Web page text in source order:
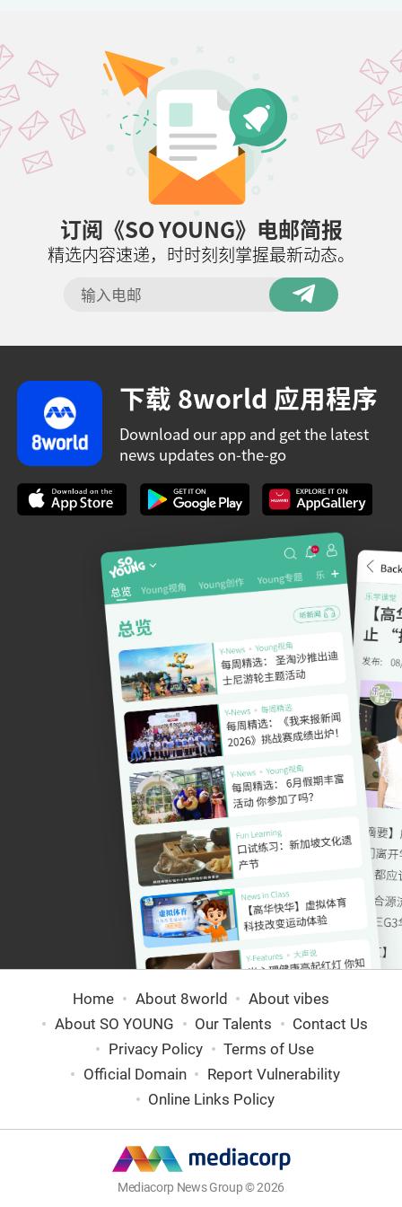
订阅《SO YOUNG》电邮简报
精选内容速递，时时刻刻掌握最新动态。
下载 8world 应用程序
Download our app and get the latest
news updates on-the-go
Home About 8world
About vibes
About SO YOUNG
Our Talents
Contact Us
Privacy Policy
Terms of Use
Official Domain
Report Vulnerability
Online Links Policy
Mediacorp News Group © 2026